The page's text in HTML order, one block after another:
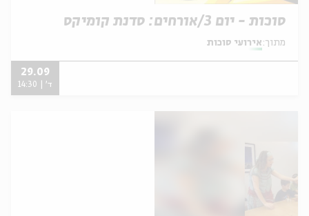
סוכות - יום 3/אורחים: סדנת קומיקס
מתוך: אירועי סוכות
29.09
ד' | 14:30